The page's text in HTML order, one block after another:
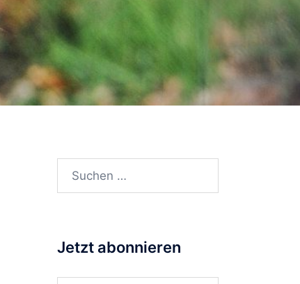
Suchen
Jetzt abonnieren
Gib deine E-Mail-Adresse ein ...